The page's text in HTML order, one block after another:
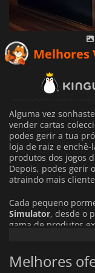
Melhores
Alguma vez
vender cartas
podes gerir a tua
loja de raiz e
produtos dos jogos
Depois, podes gerir
atraindo mais
Cada pequeno
Simulator, desde o
gama de produtos
um ambiente que
organizar eventos
acompanhar as
Melhores